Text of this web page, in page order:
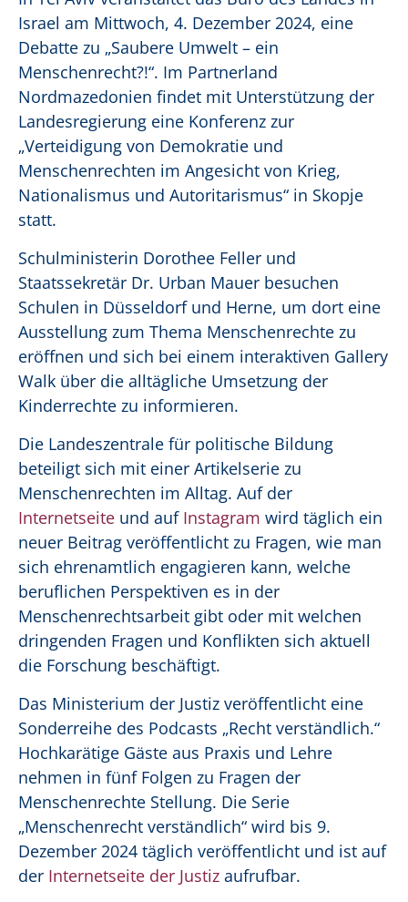
Israel am Mittwoch, 4. Dezember 2024, eine
Debatte zu „Saubere Umwelt – ein
Menschenrecht?!“. Im Partnerland
Nordmazedonien findet mit Unterstützung der
Landesregierung eine Konferenz zur
„Verteidigung von Demokratie und
Menschenrechten im Angesicht von Krieg,
Nationalismus und Autoritarismus“ in Skopje
statt.
Schulministerin Dorothee Feller und
Staatssekretär Dr. Urban Mauer besuchen
Schulen in Düsseldorf und Herne, um dort eine
Ausstellung zum Thema Menschenrechte zu
eröffnen und sich bei einem interaktiven Gallery
Walk über die alltägliche Umsetzung der
Kinderrechte zu informieren.
Die Landeszentrale für politische Bildung
beteiligt sich mit einer Artikelserie zu
Menschenrechten im Alltag. Auf der
Internetseite und auf Instagram wird täglich ein
neuer Beitrag veröffentlicht zu Fragen, wie man
sich ehrenamtlich engagieren kann, welche
beruflichen Perspektiven es in der
Menschenrechtsarbeit gibt oder mit welchen
dringenden Fragen und Konflikten sich aktuell
die Forschung beschäftigt.
Das Ministerium der Justiz veröffentlicht eine
Sonderreihe des Podcasts „Recht verständlich.“
Hochkarätige Gäste aus Praxis und Lehre
nehmen in fünf Folgen zu Fragen der
Menschenrechte Stellung. Die Serie
„Menschenrecht verständlich“ wird bis 9.
Dezember 2024 täglich veröffentlicht und ist auf
der Internetseite der Justiz aufrufbar.